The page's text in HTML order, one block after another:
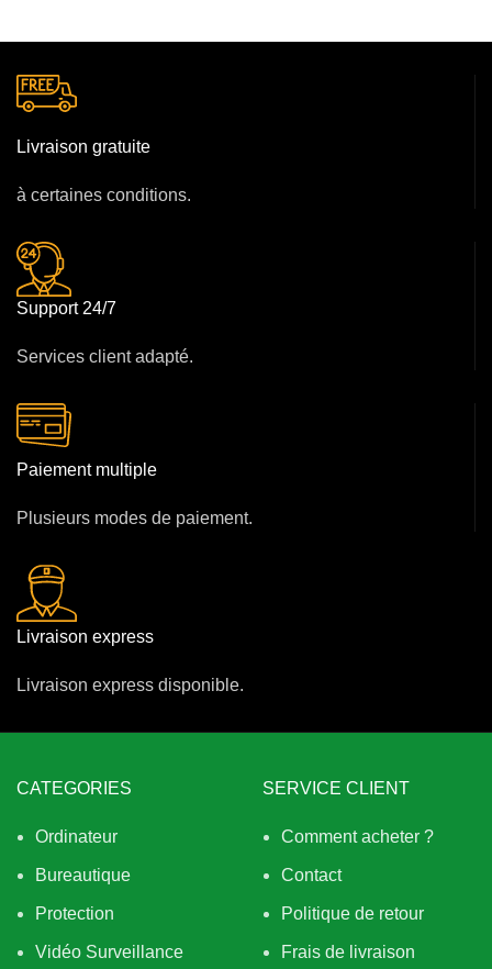
Livraison gratuite
à certaines conditions.
Support 24/7
Services client adapté.
Paiement multiple
Plusieurs modes de paiement.
Livraison express
Livraison express disponible.
CATEGORIES
Ordinateur
Bureautique
Protection
Vidéo Surveillance
SERVICE CLIENT
Comment acheter ?
Contact
Politique de retour
Frais de livraison